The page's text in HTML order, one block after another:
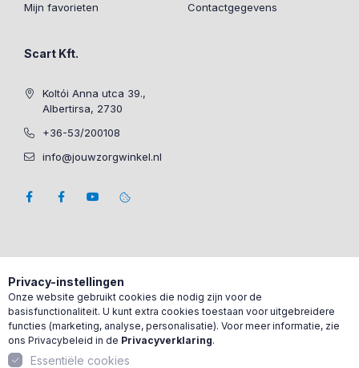
Mijn favorieten
Contactgegevens
Scart Kft.
Koltói Anna utca 39.,
Albertirsa, 2730
+36-53/200108
info@jouwzorgwinkel.nl
Privacy-instellingen
Onze website gebruikt cookies die nodig zijn voor de
basisfunctionaliteit. U kunt extra cookies toestaan voor uitgebreidere
functies (marketing, analyse, personalisatie). Voor meer informatie, zie
ons Privacybeleid in de Privacyverklaring.
Essentiële cookies